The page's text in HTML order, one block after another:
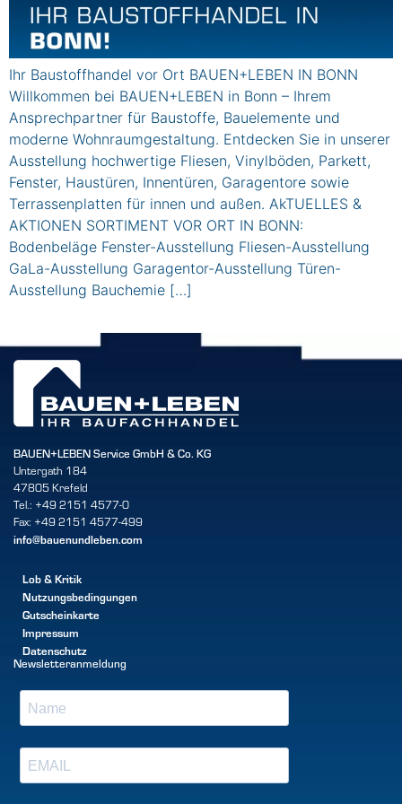
Ihr Baustoffhandel vor Ort BAUEN+LEBEN IN BONN
Willkommen bei BAUEN+LEBEN in Bonn – Ihrem
Ansprechpartner für Baustoffe, Bauelemente und
moderne Wohnraumgestaltung. Entdecken Sie in unserer
Ausstellung hochwertige Fliesen, Vinylböden, Parkett,
Fenster, Haustüren, Innentüren, Garagentore sowie
Terrassenplatten für innen und außen. AkTUELLES &
AKTIONEN SORTIMENT VOR ORT IN BONN:
Bodenbeläge Fenster-Ausstellung Fliesen-Ausstellung
GaLa-Ausstellung Garagentor-Ausstellung Türen-
Ausstellung Bauchemie […]
BAUEN+LEBEN Service GmbH & Co. KG
Untergath 184
47805 Krefeld
Tel.: +49 2151 4577-0
Fax: +49 2151 4577-499
info@bauenundleben.com
Lob & Kritik
Nutzungsbedingungen
Gutscheinkarte
Impressum
Datenschutz
Newsletteranmeldung